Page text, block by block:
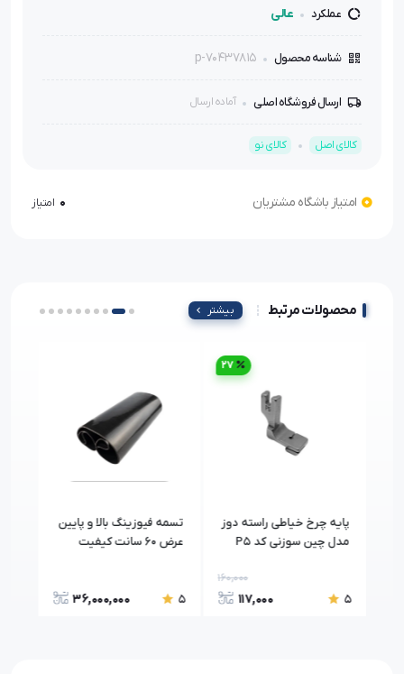
عملکرد عالی
شناسه محصول p-70437815
ارسال فروشگاه اصلی آماده ارسال
کالای اصل کالای نو
امتیاز باشگاه مشتریان 0 امتیاز
محصولات مرتبط بیشتر
پایه چرخ خیاطی راسته دوز
مدل چین سوزنی کد P5
5
160,000
117,000
27
تسمه فیوزینگ بالا و پایین
عرض ۶۰ سانت کیفیت
5
36,000,000